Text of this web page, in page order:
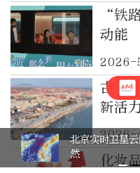
“铁
动能
2026-
古村
新活
2026-
化妆
棋缘！晒出我
活动邀您参与